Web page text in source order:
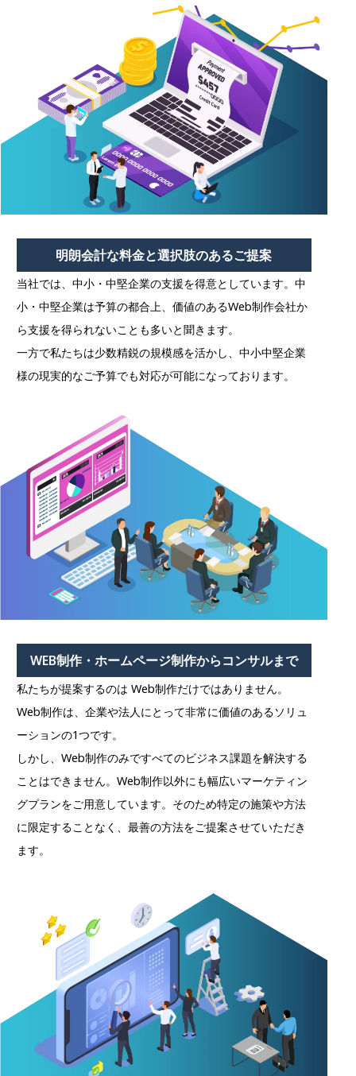
明朗会計な料金と選択肢のあるご提案
当社では、中小・中堅企業の支援を得意としています。中
小・中堅企業は予算の都合上、価値のあるWeb制作会社か
ら支援を得られないことも多いと聞きます。
一方で私たちは少数精鋭の規模感を活かし、中小中堅企業
様の現実的なご予算でも対応が可能になっております。
WEB制作・ホームページ制作からコンサルまで
私たちが提案するのは Web制作だけではありません。
Web制作は、企業や法人にとって非常に価値のあるソリュ
ーションの1つです。
しかし、Web制作のみですべてのビジネス課題を解決する
ことはできません。Web制作以外にも幅広いマーケティン
グプランをご用意しています。そのため特定の施策や方法
に限定することなく、最善の方法をご提案させていただき
ます。